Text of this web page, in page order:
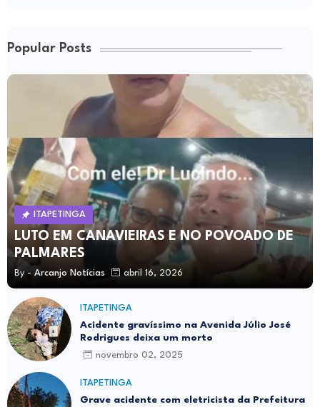
Popular Posts
ITAPETINGA
LUTO EM CANAVIEIRAS E NO POVOADO DE
PALMARES
By - Arcanjo Notícias abril 16, 2026
ITAPETINGA
Acidente gravíssimo na Avenida Júlio José
Rodrigues deixa um morto
novembro 02, 2025
ITAPETINGA
Grave acidente com eletricista da Prefeitura